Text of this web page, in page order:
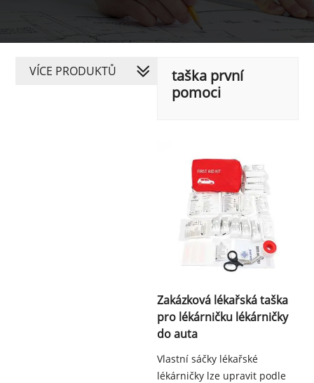
taška první
pomoci
Zakázková lékařská taška
pro lékárničku lékárničky
do auta
Vlastní sáčky lékařské
lékárničky lze upravit podle
VÍCE PRODUKTŮ